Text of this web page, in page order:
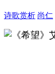
诗歌赏析 尚仁